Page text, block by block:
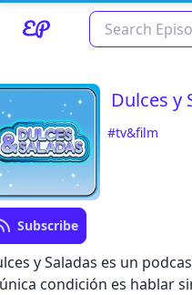
Read about our
Dulces y
#tv&film
Subscribe
y Saladas es un
condición es hablar